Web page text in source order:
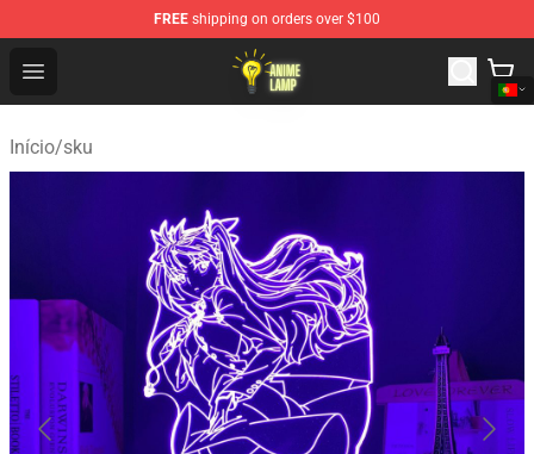
FREE shipping on orders over $100
Open menu
Anime Lamp Shop - The Best Store of Anime Lamp
Início/sku